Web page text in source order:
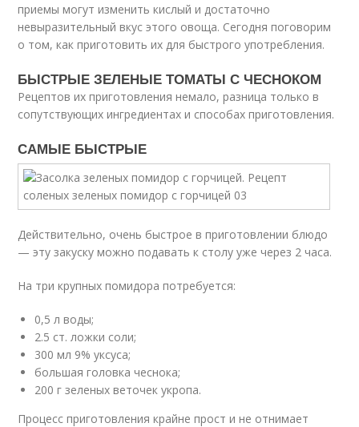
приемы могут изменить кислый и достаточно
невыразительный вкус этого овоща. Сегодня поговорим
о том, как приготовить их для быстрого употребления.
БЫСТРЫЕ ЗЕЛЕНЫЕ ТОМАТЫ С ЧЕСНОКОМ
Рецептов их приготовления немало, разница только в
сопутствующих ингредиентах и способах приготовления.
САМЫЕ БЫСТРЫЕ
Действительно, очень быстрое в приготовлении блюдо
— эту закуску можно подавать к столу уже через 2 часа.
На три крупных помидора потребуется:
0,5 л воды;
2.5 ст. ложки соли;
300 мл 9% уксуса;
большая головка чеснока;
200 г зеленых веточек укропа.
Процесс приготовления крайне прост и не отнимает